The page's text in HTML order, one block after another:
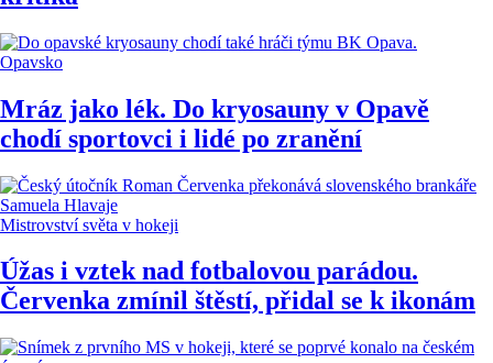
Opavsko
Mráz jako lék. Do kryosauny v Opavě
chodí sportovci i lidé po zranění
Mistrovství světa v hokeji
Úžas i vztek nad fotbalovou parádou.
Červenka zmínil štěstí, přidal se k ikonám